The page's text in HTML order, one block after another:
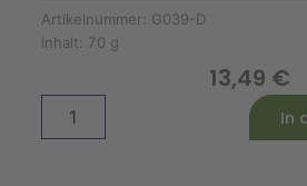
Artikelnummer: G039-D
Inhalt: 70 g
13,49 €
Pfeffer
In
Alternative: